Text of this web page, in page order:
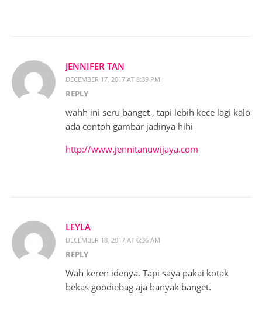
JENNIFER TAN
DECEMBER 17, 2017 AT 8:39 PM
REPLY
wahh ini seru banget , tapi lebih kece lagi kalo
ada contoh gambar jadinya hihi
http://www.jennitanuwijaya.com
LEYLA
DECEMBER 18, 2017 AT 6:36 AM
REPLY
Wah keren idenya. Tapi saya pakai kotak
bekas goodiebag aja banyak banget.